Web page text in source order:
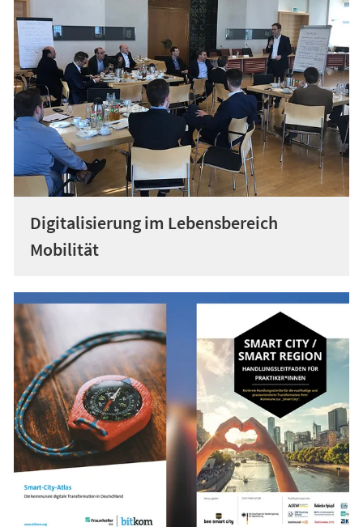
Digitalisierung im Lebensbereich
Mobilität